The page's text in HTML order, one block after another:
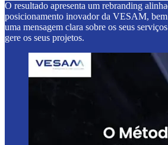
O resultado apresenta um rebranding
posicionamento inovador da VESAM,
uma mensagem clara sobre os seus
gere os seus projetos.